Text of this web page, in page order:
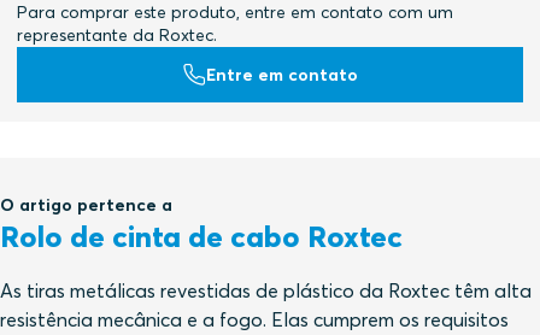
Para comprar este produto, entre em contato com um
representante da Roxtec.
Entre em contato
O artigo pertence a
Rolo de cinta de cabo Roxtec
As tiras metálicas revestidas de plástico da Roxtec têm alta
resistência mecânica e a fogo. Elas cumprem os requisitos